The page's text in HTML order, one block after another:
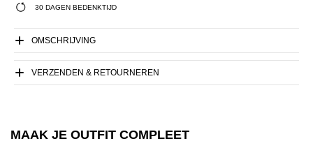
30 DAGEN BEDENKTIJD
OMSCHRIJVING
VERZENDEN & RETOURNEREN
MAAK JE OUTFIT COMPLEET